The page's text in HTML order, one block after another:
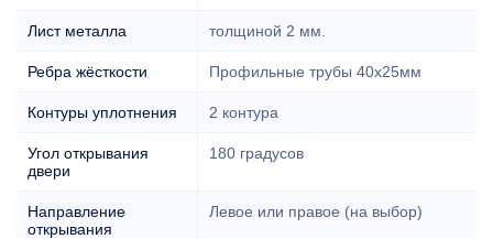
Лист металла толщиной 2 мм.
Ребра жёсткости Профильные трубы 40х25мм
Контуры уплотнения 2 контура
Угол открывания
двери
180 градусов
Направление
открывания
Левое или правое (на выбор)